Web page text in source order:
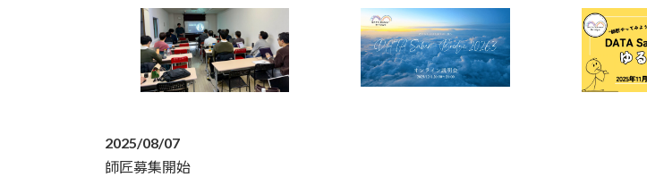
2025/08/07
師匠募集開始